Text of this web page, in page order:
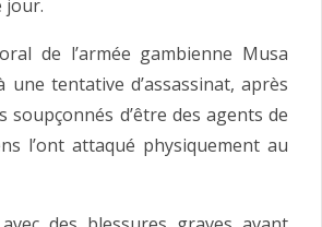
jour.
de l’armée gambienne Musa
une tentative d’assassinat, après
soupçonnés d’être des agents de
l’ont attaqué physiquement au